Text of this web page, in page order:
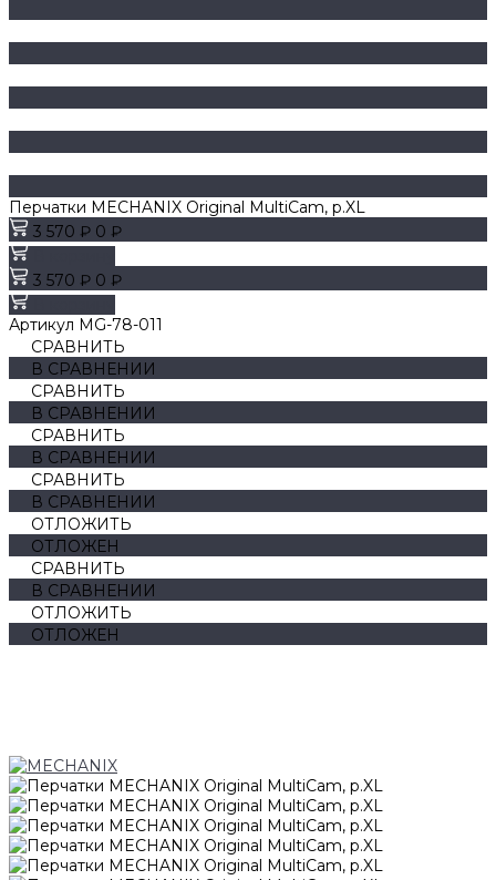
Перчатки MECHANIX Original MultiCam, р.XL
3 570 ₽ 0 ₽
3 570 ₽ 0 ₽
Артикул MG-78-011
СРАВНИТЬ
В СРАВНЕНИИ
СРАВНИТЬ
В СРАВНЕНИИ
СРАВНИТЬ
В СРАВНЕНИИ
СРАВНИТЬ
В СРАВНЕНИИ
ОТЛОЖИТЬ
ОТЛОЖЕН
СРАВНИТЬ
В СРАВНЕНИИ
ОТЛОЖИТЬ
ОТЛОЖЕН